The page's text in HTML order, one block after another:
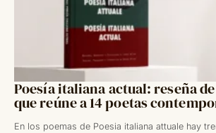
Poesía italiana actual: reseña
que reúne a 14 poetas
En los poemas de Poesia italiana attuale hay